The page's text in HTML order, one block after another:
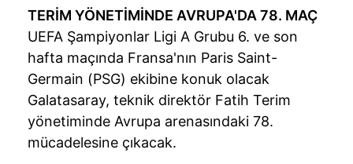
TERİM YÖNETİMİNDE AVRUPA'DA 78. MAÇ
UEFA Şampiyonlar Ligi A Grubu 6. ve son
hafta maçında Fransa'nın Paris Saint-
Germain (PSG) ekibine konuk olacak
Galatasaray, teknik direktör Fatih Terim
yönetiminde Avrupa arenasındaki 78.
mücadelesine çıkacak.